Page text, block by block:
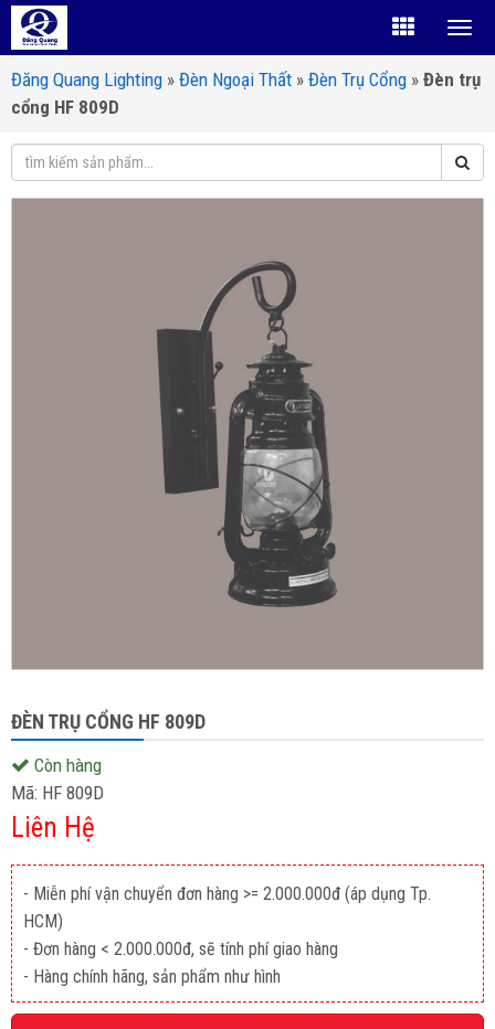
Đăng Quang Lighting » Đèn Ngoại Thất » Đèn Trụ Cổng » Đèn trụ
cổng HF 809D
ĐÈN TRỤ CỔNG HF 809D
Còn hàng
Mã: HF 809D
Liên Hệ
- Miễn phí vận chuyển đơn hàng >= 2.000.000đ (áp dụng Tp.
HCM)
- Đơn hàng < 2.000.000đ, sẽ tính phí giao hàng
- Hàng chính hãng, sản phẩm như hình